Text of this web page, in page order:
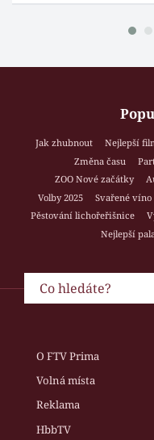
Jak zhubnout Nejlepší
Změna času
ZOO Nové začátky
Volby 2025
Svařené víno
Pěstování lichořeřišnice
Nejlepší
O FTV Prima
Volná místa
Reklama
HbbTV